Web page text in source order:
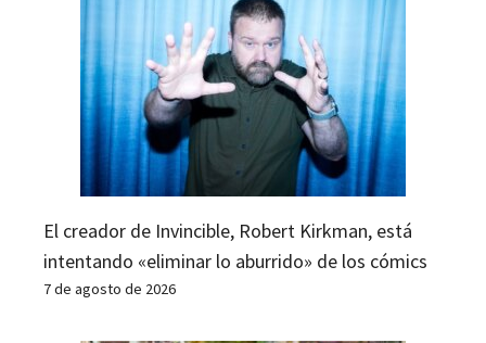
El creador de Invincible, Robert Kirkman, está
intentando «eliminar lo aburrido» de los cómics
7 de agosto de 2026